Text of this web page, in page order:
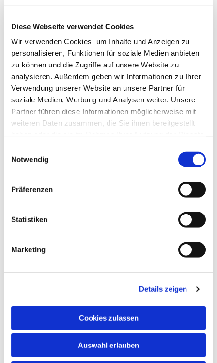
Diese Webseite verwendet Cookies
Wir verwenden Cookies, um Inhalte und Anzeigen zu
personalisieren, Funktionen für soziale Medien anbieten
zu können und die Zugriffe auf unsere Website zu
analysieren. Außerdem geben wir Informationen zu Ihrer
Verwendung unserer Website an unsere Partner für
soziale Medien, Werbung und Analysen weiter. Unsere
Partner führen diese Informationen möglicherweise mit
weiteren Daten zusammen, die Sie ihnen bereitgestellt
Notwendig
Präferenzen
Statistiken
Marketing
Details zeigen
Cookies zulassen
Auswahl erlauben